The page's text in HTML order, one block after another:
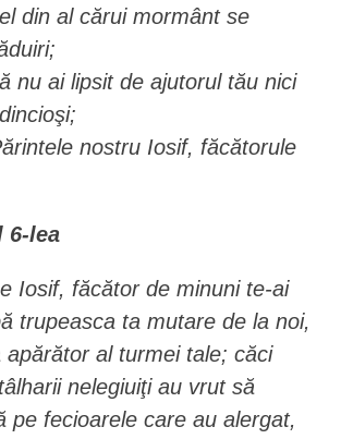
din al cărui mormânt se
nu ai lipsit de ajutorul tău nici
nostru Iosif, făcătorule
6-lea
Iosif, făcător de minuni te-ai
trupeasca ta mutare de la noi,
apărător al turmei tale; căci
nelegiuiţi au vrut să
pe fecioarele care au alergat,